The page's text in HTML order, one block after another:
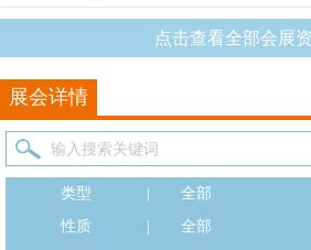
点击查看全部会展
展会详情
类型
全部
性质
全部